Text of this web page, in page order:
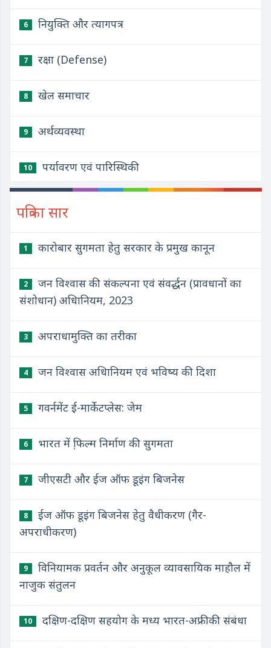
6 नियुक्ति और त्यागपत्र
7 रक्षा (Defense)
8 खेल समाचार
9 अर्थव्यवस्था
10 पर्यावरण एवं पारिस्थिकी
पत्रिका सार
1 कारोबार सुगमता हेतु सरकार के प्रमुख कानून
2
जन विश्वास की संकल्पना एवं संवर्द्धन (प्रावधानों का
संशोधान) अधिानियम, 2023
3 अपराधामुक्ति का तरीका
4 जन विश्वास अधिानियम एवं भविष्य की दिशा
5 गवर्नमेंट ई-मार्केटप्लेस: जेम
6 भारत में फि़ल्म निर्माण की सुगमता
7 जीएसटी और ईज ऑफ डूइंग बिजनेस
8
ईज ऑफ डूइंग बिजनेस हेतु वैधीकरण (गैर-
अपराधीकरण)
9
विनियामक प्रवर्तन और अनुकूल व्यावसायिक माहौल में
नाजुक संतुलन
10 दक्षिण-दक्षिण सहयोग के मध्य भारत-अफ्रीकी संबंधा